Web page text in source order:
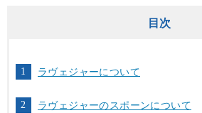
目次
ラヴェジャーについて
ラヴェジャーのスポーンについて